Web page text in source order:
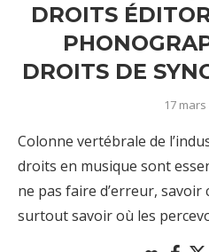
DROITS
DROITS DE
17 mars
Colonne vertébrale de
droits en musique sont
ne pas faire d’erreur, savoir
surtout savoir où les